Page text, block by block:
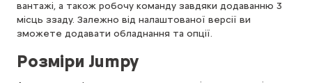
вантажі, а також робочу команду завдяки додаванню 3
місць ззаду. Залежно від налаштованої версії ви
зможете додавати обладнання та опції.
Розміри Jumpy